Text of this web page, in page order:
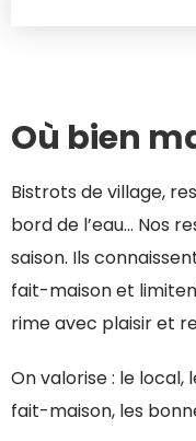
Où bien
Bistrots de village,
bord de l’eau… Nos
saison. Ils
fait-maison et
rime avec plaisir et
On valorise : le local,
fait-maison, les